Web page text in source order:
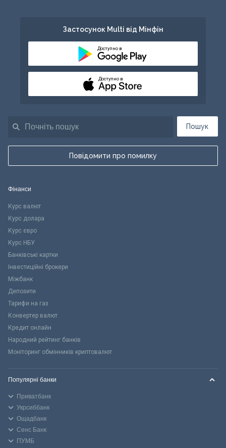
Пошук
Повідомити про помилку
Застосунок Multi від Мінфін
Доступно в
Доступно в
Фінанси
Курс валют
Курс долара
Курс євро
Курс НБУ
Банківські картки
Інвестиційні брокери
Міжбанк
Депозити
Тарифи на газ
Конвертер валют
Кредит онлайн
Народний рейтинг банків
Моніторинг обмінників криптовалют
Популярні банки
Приватбанк
Укрсиббанк
Ощадбанк
Сенс Банк
ПУМБ